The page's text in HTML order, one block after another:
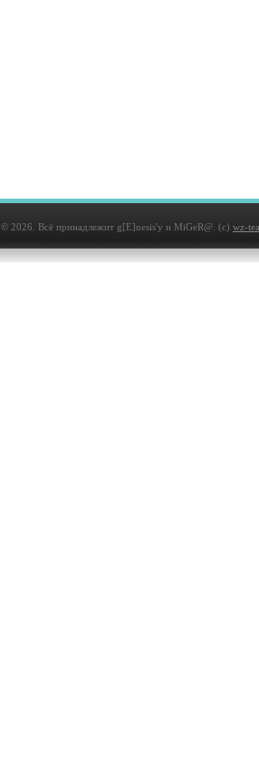
© 2026. Всё принадлежит g[E]nesis'у и MiGeR@. (с) wz-